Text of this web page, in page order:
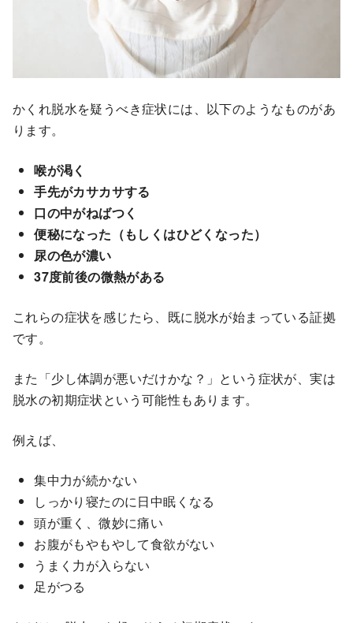
かくれ脱水を疑うべき症状には、以下のようなものがあ
ります。
喉が渇く
手先がカサカサする
口の中がねばつく
便秘になった（もしくはひどくなった）
尿の色が濃い
37度前後の微熱がある
これらの症状を感じたら、既に脱水が始まっている証拠
です。
また「少し体調が悪いだけかな？」という症状が、実は
脱水の初期症状という可能性もあります。
例えば、
集中力が続かない
しっかり寝たのに日中眠くなる
頭が重く、微妙に痛い
お腹がもやもやして食欲がない
うまく力が入らない
足がつる